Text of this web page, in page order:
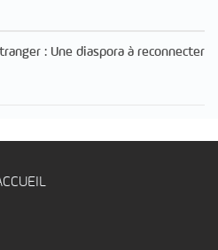
: Une diaspora à reconnecter